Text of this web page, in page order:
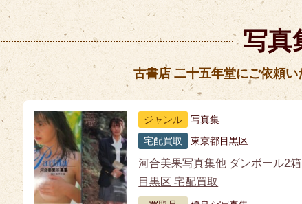
写真
古書店 二十五年堂にご依頼
ジャンル
写真集
宅配買取
東京都目黒区
河合美果写真集他 ダンボール2箱
目黒区 宅配買取